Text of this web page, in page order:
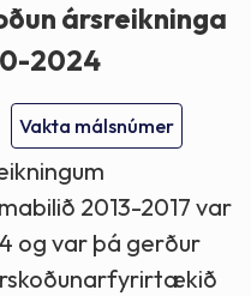
ársreikninga
2024
Vakta málsnúmer
2013-2017 var
og var þá gerður